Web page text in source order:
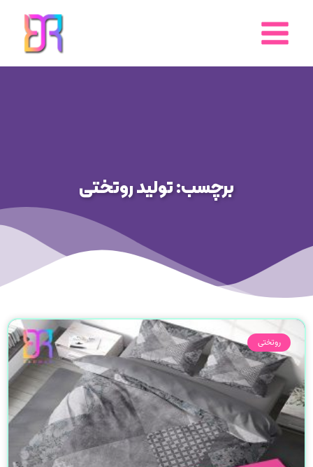
محتوا
برچسب: تولید روتختی
روتختی
صفحه
صفحه